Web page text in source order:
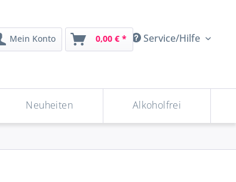
Service/Hilfe
Mein Konto 0,00 € *
Neuheiten Alkoholfrei